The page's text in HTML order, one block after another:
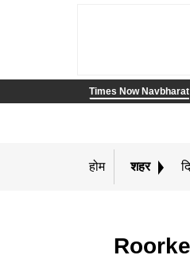
Times Now Navbharat
होम शहर